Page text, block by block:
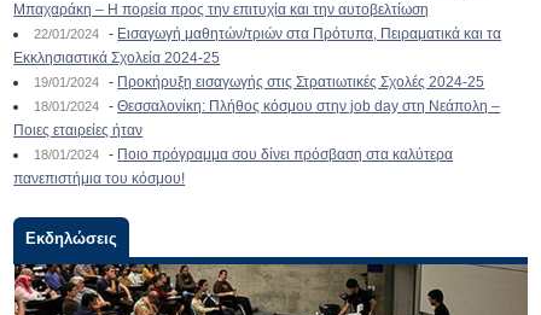
Μπαχαράκη – Η πορεία προς την επιτυχία και την αυτοβελτίωση
22/01/2024 - Εισαγωγή μαθητών/τριών στα Πρότυπα, Πειραματικά και τα
Εκκλησιαστικά Σχολεία 2024-25
19/01/2024 - Προκήρυξη εισαγωγής στις Στρατιωτικές Σχολές 2024-25
18/01/2024 -Θεσσαλονίκη: Πλήθος κόσμου στην job day στη Νεάπολη –
Ποιες εταιρείες ήταν
18/01/2024 - Ποιο πρόγραμμα σου δίνει πρόσβαση στα καλύτερα
πανεπιστήμια του κόσμου!
Εκδηλώσεις